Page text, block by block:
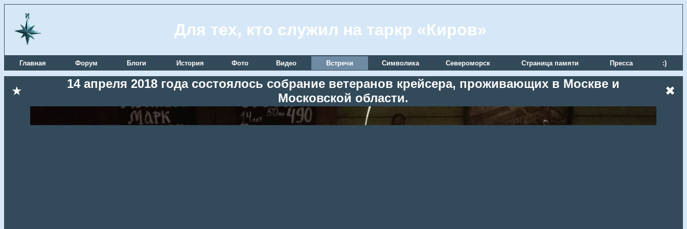
Для тех, кто служил на таркр «Киров»
Главная Форум Блоги История Фото Видео Встречи Символика Североморск Страница памяти Пресса :)
★
14 апреля 2018 года состоялось собрание ветеранов крейсера, проживающих в Москве и
Московской области.
✖